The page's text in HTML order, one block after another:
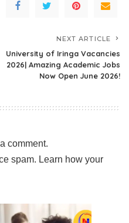
NEXT ARTICLE
University of Iringa Vacancies
2026| Amazing Academic Jobs
Now Open June 2026!
comment.
spam. Learn how your